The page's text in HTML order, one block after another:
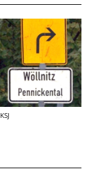
KSJ